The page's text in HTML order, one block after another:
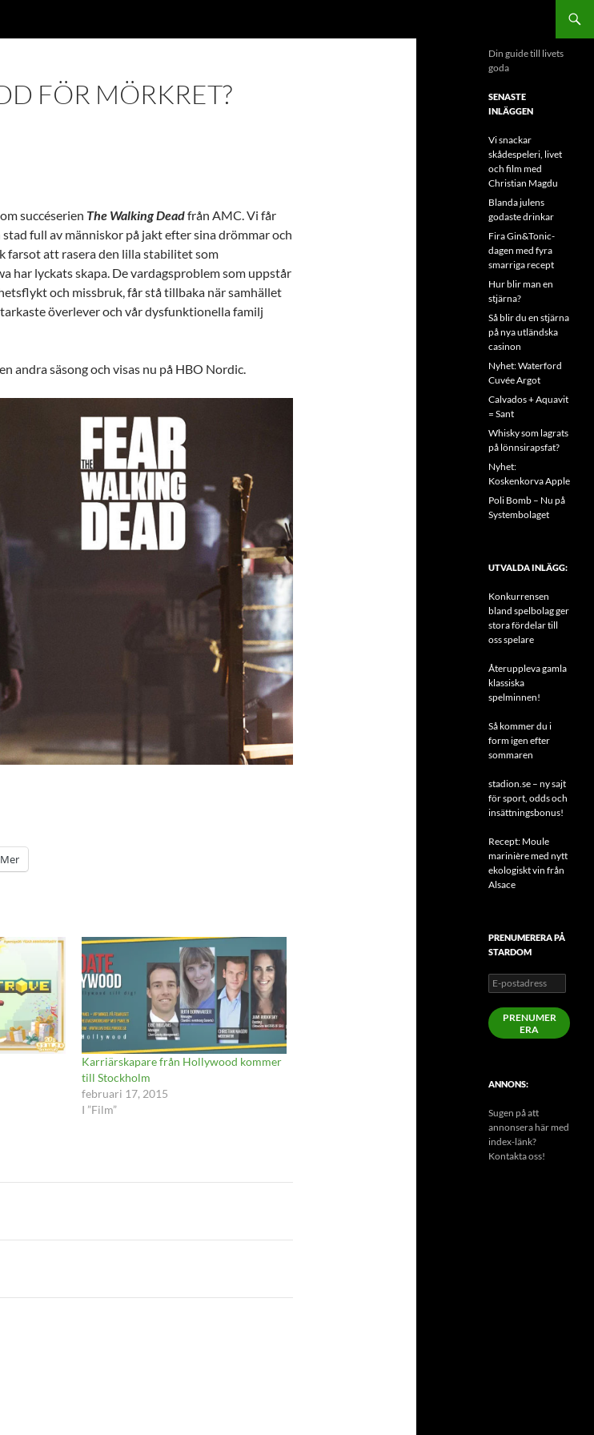
FÖR MÖRKRET?
succéserien The Walking Deadfrån AMC. Vi får
full av människor på jakt efter sina drömmar och
farsot att rasera den lilla stabilitet som
har lyckats skapa. De vardagsproblem som uppstår
och missbruk, får stå tillbaka när samhället
överlever och vår dysfunktionella familj
andra säsong och visas nu på HBO Nordic.
Mer
Karriärskapare från Hollywood kommer
till Stockholm
februari 17, 2015
I ”Film”
Din guide till livets
goda
SENASTE
INLÄGGEN
Vi snackar
skådespeleri, livet
och film med
Christian Magdu
Blanda julens
godaste drinkar
Fira Gin&Tonic-
dagen med fyra
smarriga recept
Hur blir man en
stjärna?
Så blir du en stjärna
på nya utländska
casinon
Nyhet: Waterford
Cuvée Argot
Calvados + Aquavit
= Sant
Whisky som lagrats
på lönnsirapsfat?
Nyhet:
Koskenkorva Apple
Poli Bomb – Nu på
Systembolaget
UTVALDA INLÄGG:
Konkurrensen
bland spelbolag ger
stora fördelar till
oss spelare
Återuppleva gamla
klassiska
spelminnen!
Så kommer du i
form igen efter
sommaren
stadion.se – ny sajt
för sport, odds och
insättningsbonus!
Recept: Moule
marinière med nytt
ekologiskt vin från
Alsace
PRENUMERERA PÅ
STARDOM
E-
postadress
PRENUMER
ERA
ANNONS:
Sugen på att
annonsera här med
index-länk?
Kontakta oss!